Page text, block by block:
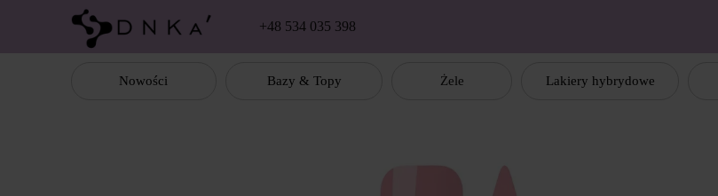
Перейти к основному контенту
+48 534 035 398
Nowości Bazy & Topy Żele Lakiery hybrydowe